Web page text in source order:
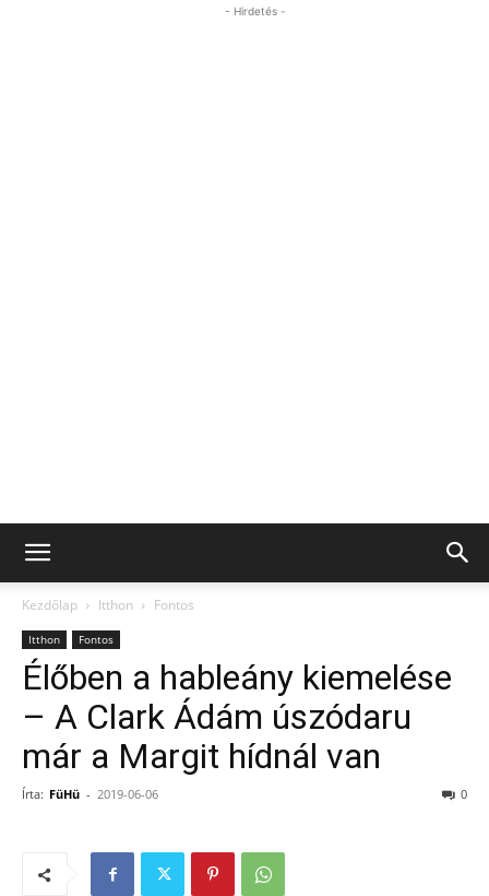
- Hirdetés -
Kezdőlap Itthon Fontos
Itthon Fontos
Élőben a hableány kiemelése
– A Clark Ádám úszódaru
már a Margit hídnál van
Írta: FüHü - 2019-06-06 0